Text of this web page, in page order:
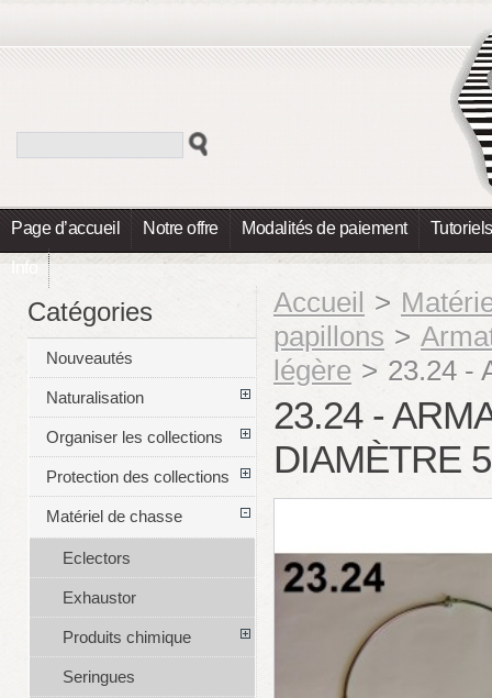
Page d’accueil Notre offre Modalités de paiement Tutoriels
Info
Accueil >
papillons >
légère > 23.24 -
23.24 -
DIAMÈTRE
Catégories
Nouveautés
Naturalisation
Organiser les collections
Protection des collections
Matériel de chasse
Eclectors
Exhaustor
Produits chimique
Seringues